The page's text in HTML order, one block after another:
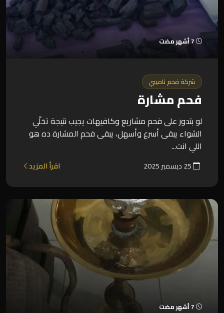
7 أشهر مضت
شركة فحم ناميبي
فحم مشارة
لو بتدور على فحم مشاريع وكافيهات يجيب نتيجة تخلّي
الشواء يبقى أسرع وأسهل، يبقى فحم المشارة ده هو
اللي انت...
اقرأ المزيد
7 أشهر مضت